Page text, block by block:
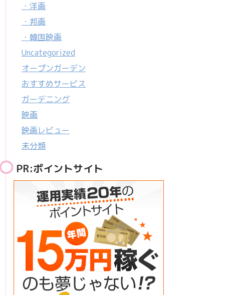
・洋画
・邦画
・韓国映画
Uncategorized
オープンガーデン
おすすめサービス
ガーデニング
映画
映画レビュー
未分類
PR:ポイントサイト